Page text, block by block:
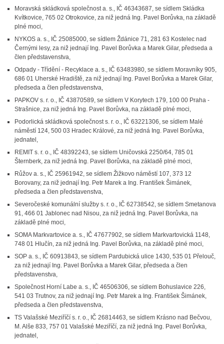
Moravská skládková společnost a. s., IČ 46343687, se sídlem Skládka
Kvítkovice, 765 02 Otrokovice, za niž jedná Ing. Pavel Borůvka, na základě
plné moci,
NYKOS a. s., IČ 25085000, se sídlem Ždánice 71, 281 63 Kostelec nad
Černými lesy, za niž jednají Ing. Pavel Borůvka a Marek Gilar, předseda a
člen představenstva,
Odpady - Třídění - Recyklace a. s., IČ 63483980, se sídlem Moravníky 905,
686 01 Uherské Hradiště, za niž jednají Ing. Pavel Borůvka a Marek Gilar,
předseda a člen představenstva,
PAPKOV s. r. o., IČ 43870589, se sídlem V Korytech 179, 100 00 Praha -
Strašnice, za niž jedná Ing. Pavel Borůvka, na základě plné moci,
Podorlická skládková společnost s. r. o., IČ 63221306, se sídlem Malé
náměstí 124, 500 03 Hradec Králové, za niž jedná Ing. Pavel Borůvka,
jednatel,
REMIT s. r. o., IČ 48392243, se sídlem Uničovská 2250/64, 785 01
Šternberk, za niž jedná Ing. Pavel Borůvka, na základě plné moci,
Růžov a. s., IČ 25961942, se sídlem Žižkovo náměstí 107, 373 12
Borovany, za niž jednají Ing. Petr Marek a Ing. František Šimánek,
předseda a člen představenstva,
Severočeské komunální služby s. r. o., IČ 62738542, se sídlem Smetanova
91, 466 01 Jablonec nad Nisou, za niž jedná Ing. Pavel Borůvka, na
základě plné moci,
SOMA Markvartovice a. s., IČ 47677902, se sídlem Markvartovická 1148,
748 01 Hlučín, za niž jedná Ing. Pavel Borůvka, na základě plné moci,
SOP a. s., IČ 60913843, se sídlem Pardubická ulice 1430, 535 01 Přelouč,
za niž jednají Ing. Pavel Borůvka a Marek Gilar, předseda a člen
představenstva,
Společnost Horní Labe a. s., IČ 46506306, se sídlem Bohuslavice 226,
541 03 Trutnov, za niž jednají Ing. Petr Marek a Ing. František Šimánek,
předseda a člen představenstva,
TS Valašské Meziříčí s. r. o., IČ 26814463, se sídlem Krásno nad Bečvou,
M. Alše 833, 757 01 Valašské Meziříčí, za niž jedná Ing. Pavel Borůvka,
jednatel,